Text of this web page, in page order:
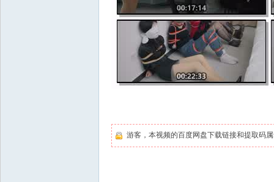
游客，本视频的百度网盘下载链接和提取码